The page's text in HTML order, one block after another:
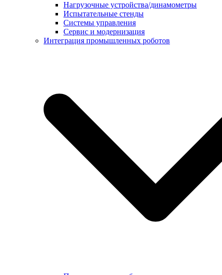
Нагрузочные устройства/динамометры
Испытательные стенды
Системы управления
Сервис и модернизация
Интеграция промышленных роботов